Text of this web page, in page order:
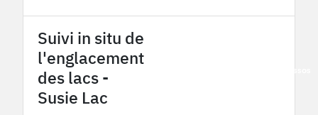
Suivi in situ de
l'englacement
des lacs -
Susie Lac
OHM Pyrénées - Haut Vicdessos